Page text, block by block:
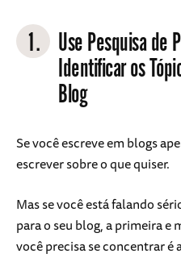
1. Use Pesquisa de
Identificar os
Blog
Se você escreve em blogs
escrever sobre o que quiser.
Mas se você está falando
para o seu blog, a primeira
você precisa se concentrar é